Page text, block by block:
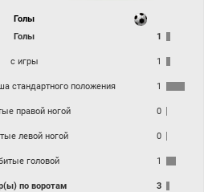
Голы
Голы 1
с игры 1
стандартного положения 1
правой ногой 0
левой ногой 0
головой 1
по воротам 3